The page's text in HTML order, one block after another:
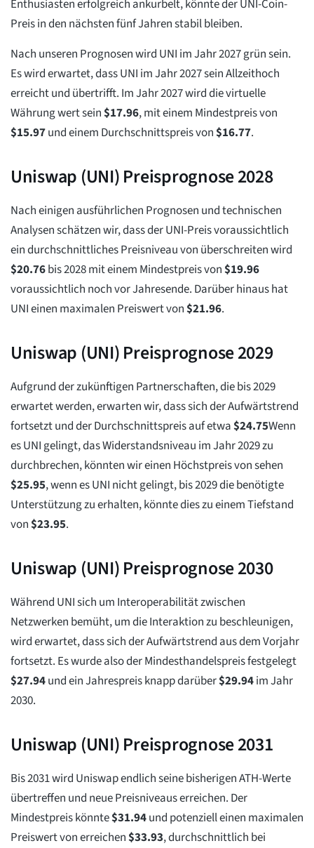
Enthusiasten erfolgreich ankurbelt, könnte der UNI-Coin-
Preis in den nächsten fünf Jahren stabil bleiben.
Nach unseren Prognosen wird UNI im Jahr 2027 grün sein.
Es wird erwartet, dass UNI im Jahr 2027 sein Allzeithoch
erreicht und übertrifft. Im Jahr 2027 wird die virtuelle
Währung wert sein$17.96, mit einem Mindestpreis von
$15.97und einem Durchschnittspreis von$16.77.
Uniswap (UNI) Preisprognose 2028
Nach einigen ausführlichen Prognosen und technischen
Analysen schätzen wir, dass der UNI-Preis voraussichtlich
ein durchschnittliches Preisniveau von überschreiten wird
$20.76bis 2028 mit einem Mindestpreis von$19.96
voraussichtlich noch vor Jahresende. Darüber hinaus hat
UNI einen maximalen Preiswert von$21.96.
Uniswap (UNI) Preisprognose 2029
Aufgrund der zukünftigen Partnerschaften, die bis 2029
erwartet werden, erwarten wir, dass sich der Aufwärtstrend
fortsetzt und der Durchschnittspreis auf etwa$24.75Wenn
es UNI gelingt, das Widerstandsniveau im Jahr 2029 zu
durchbrechen, könnten wir einen Höchstpreis von sehen
$25.95, wenn es UNI nicht gelingt, bis 2029 die benötigte
Unterstützung zu erhalten, könnte dies zu einem Tiefstand
von$23.95.
Uniswap (UNI) Preisprognose 2030
Während UNI sich um Interoperabilität zwischen
Netzwerken bemüht, um die Interaktion zu beschleunigen,
wird erwartet, dass sich der Aufwärtstrend aus dem Vorjahr
fortsetzt. Es wurde also der Mindesthandelspreis festgelegt
$27.94und ein Jahrespreis knapp darüber$29.94im Jahr
2030.
Uniswap (UNI) Preisprognose 2031
Bis 2031 wird Uniswap endlich seine bisherigen ATH-Werte
übertreffen und neue Preisniveaus erreichen. Der
Mindestpreis könnte$31.94und potenziell einen maximalen
Preiswert von erreichen$33.93, durchschnittlich bei